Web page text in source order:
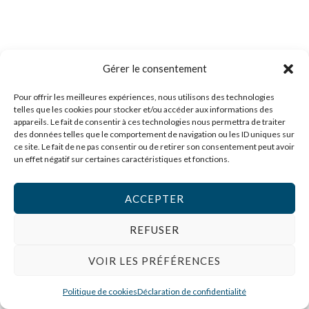
Gérer le consentement
Pour offrir les meilleures expériences, nous utilisons des technologies
telles que les cookies pour stocker et/ou accéder aux informations des
appareils. Le fait de consentir à ces technologies nous permettra de traiter
des données telles que le comportement de navigation ou les ID uniques sur
ce site. Le fait de ne pas consentir ou de retirer son consentement peut avoir
un effet négatif sur certaines caractéristiques et fonctions.
ACCEPTER
REFUSER
VOIR LES PRÉFÉRENCES
Politique de cookiesDéclaration de confidentialité